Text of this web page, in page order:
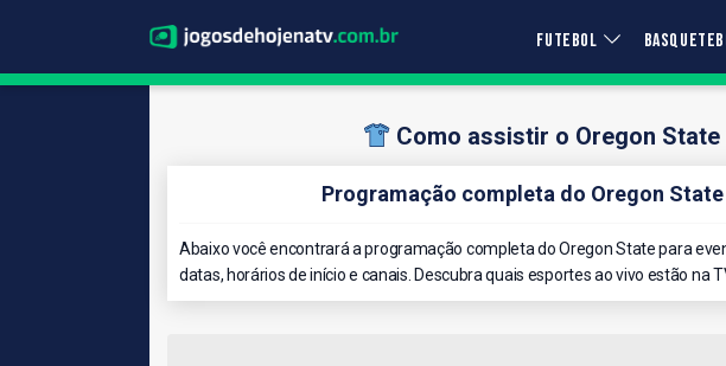
FUTEBOL
Como assistir o Oregon State
Programação completa do Oregon
Abaixo você encontrará a programação completa do Oregon State para
datas, horários de início e canais. Descubra quais esportes ao vivo estão na